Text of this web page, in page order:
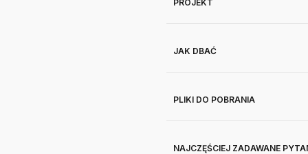
PROJEKT
JAK DBAĆ
PLIKI DO POBRANIA
NAJCZĘŚCIEJ ZADAWANE